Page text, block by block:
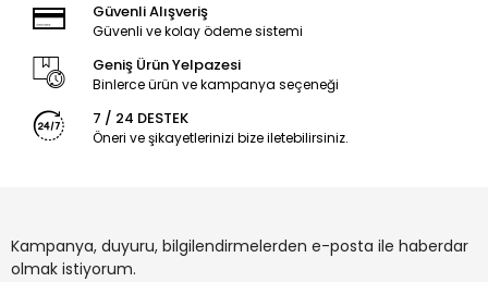
Güvenli Alışveriş
Güvenli ve kolay ödeme sistemi
Geniş Ürün Yelpazesi
Binlerce ürün ve kampanya seçeneği
7 / 24 DESTEK
Öneri ve şikayetlerinizi bize iletebilirsiniz.
Kampanya, duyuru, bilgilendirmelerden e-posta ile haberdar
olmak istiyorum.